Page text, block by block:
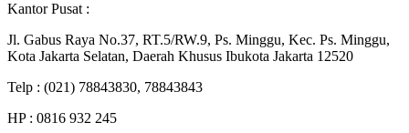
Kantor Pusat :
Jl. Gabus Raya No.37, RT.5/RW.9, Ps. Minggu, Kec. Ps. Minggu,
Kota Jakarta Selatan, Daerah Khusus Ibukota Jakarta 12520
Telp : (021) 78843830, 78843843
HP : 0816 932 245